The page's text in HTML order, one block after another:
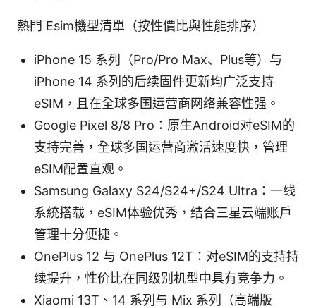
熱門 Esim機型清單（按性價比與性能排序）
iPhone 15 系列（Pro/Pro Max、Plus等）与
iPhone 14 系列的后续固件更新均广泛支持
eSIM，且在全球多国运营商网络兼容性强。
Google Pixel 8/8 Pro：原生Android对eSIM的
支持完善，全球多国运营商激活速度快，管理
eSIM配置直观。
Samsung Galaxy S24/S24+/S24 Ultra：一线
系統搭载，eSIM体验优秀，结合三星云端账户
管理十分便捷。
OnePlus 12 与 OnePlus 12T：对eSIM的支持持
续提升，性价比在同级别机型中具有竞争力。
Xiaomi 13T、14 系列与 Mix 系列（高端版